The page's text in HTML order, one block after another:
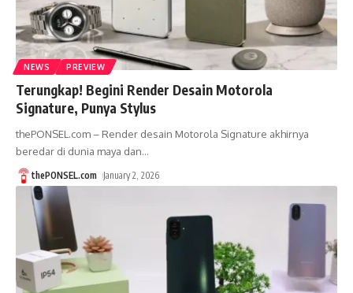
NEWS PREVIEW
Terungkap! Begini Render Desain Motorola
Signature, Punya Stylus
thePONSEL.com – Render desain Motorola Signature akhirnya
beredar di dunia maya dan…
thePONSEL.com January 2, 2026